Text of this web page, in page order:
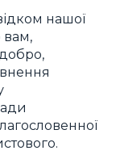
нашої
вам,